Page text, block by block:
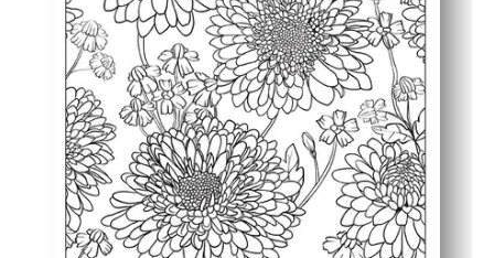
Możesz drukować dodatki, aby wypróbować nowe